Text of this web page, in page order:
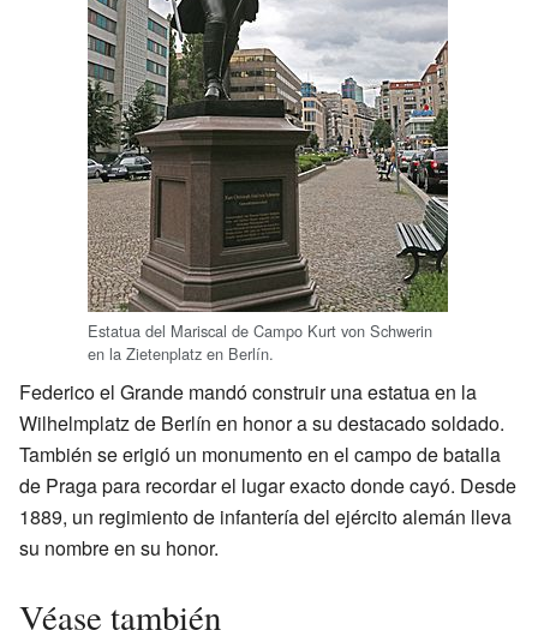
Estatua del Mariscal de Campo Kurt von Schwerin
en la Zietenplatz en Berlín.
Federico el Grande mandó construir una estatua en la
Wilhelmplatz de Berlín en honor a su destacado soldado.
También se erigió un monumento en el campo de batalla
de Praga para recordar el lugar exacto donde cayó. Desde
1889, un regimiento de infantería del ejército alemán lleva
su nombre en su honor.
Véase también